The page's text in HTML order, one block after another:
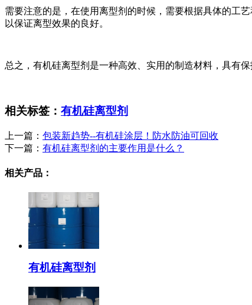
需要注意的是，在使用离型剂的时候，需要根据具体的工
以保证离型效果的良好。
总之，有机硅离型剂是一种高效、实用的制造材料，具有
相关标签： 有机硅离型剂
上一篇： 包装新趋势--有机硅涂层！防水防油可回收
下一篇： 有机硅离型剂的主要作用是什么？
相关产品：
有机硅离型剂